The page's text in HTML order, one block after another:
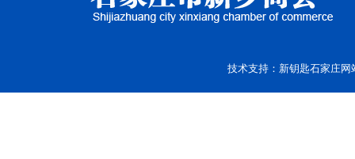
技术支持： 新钥匙石家庄网